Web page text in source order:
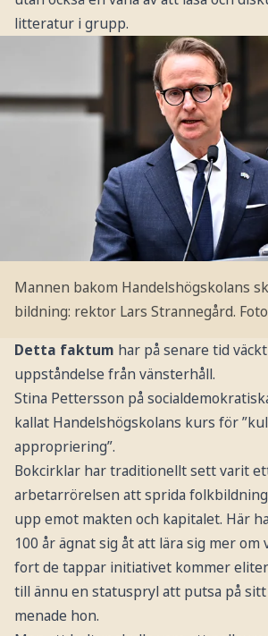
litteratur i grupp.
Mannen bakom Handelshögskolans
bildning: rektor Lars Strannegård.
Detta faktum har på senare tid
uppståndelse från vänsterhåll.
Stina Pettersson på
kallat Handelshögskolans kurs för
appropriering”.
Bokcirklar har traditionellt sett varit
arbetarrörelsen att sprida
upp emot makten och kapitalet. Här
100 år ägnat sig åt att lära sig mer om
fort de tappar initiativet kommer
till ännu en statuspryl att putsa på
menade hon.